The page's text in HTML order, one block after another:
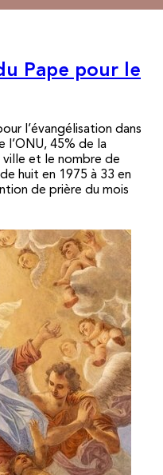
Pape pour le
l’évangélisation dans
l’ONU, 45% de la
et le nombre de
huit en 1975 à 33 en
de prière du mois